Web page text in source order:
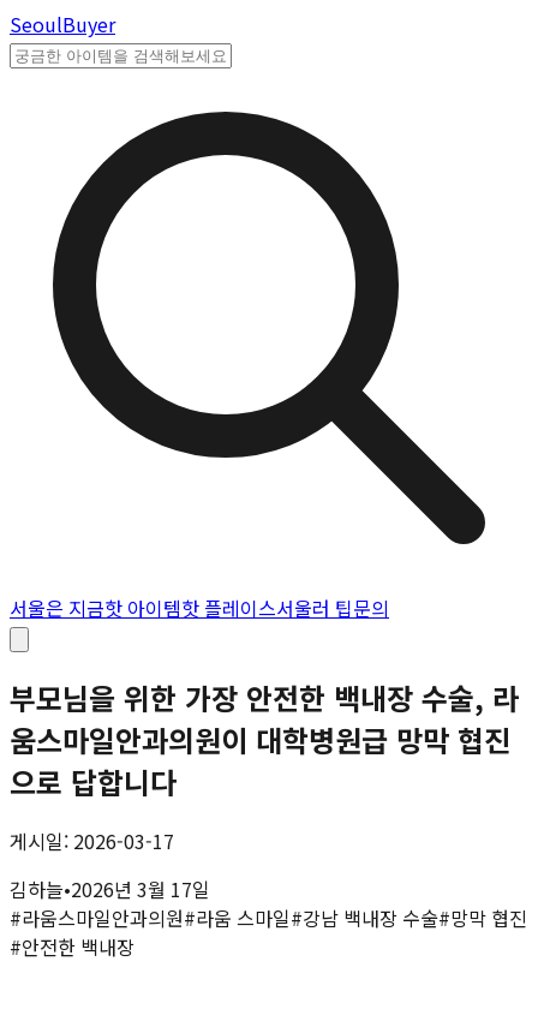
SeoulBuyer
서울은 지금핫 아이템핫 플레이스서울러 팁문의
부모님을 위한 가장 안전한 백내장 수술, 라
움스마일안과의원이 대학병원급 망막 협진
으로 답합니다
게시일: 2026-03-17
김하늘•2026년 3월 17일
#라움스마일안과의원#라움 스마일#강남 백내장 수술#망막 협진
#안전한 백내장